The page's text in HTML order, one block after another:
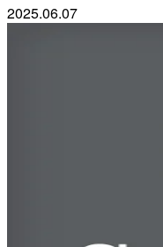
2025.06.07